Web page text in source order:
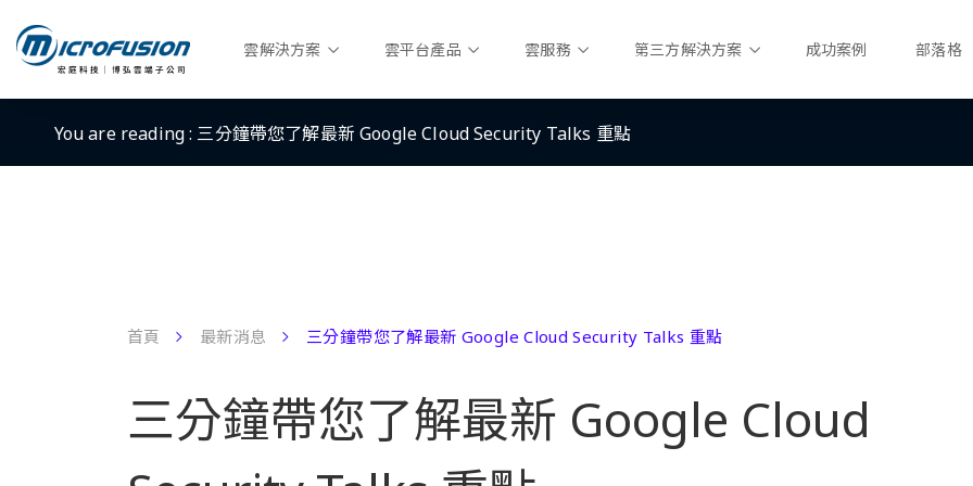
雲解決方案 雲平台產品 雲服務 第三方解決方案 成功案例 部落格
You are reading : 三分鐘帶您了解最新 Google Cloud Security Talks 重點
首頁 最新消息 三分鐘帶您了解最新 Google Cloud Security Talks 重點
三分鐘帶您了解最新 Google Cloud